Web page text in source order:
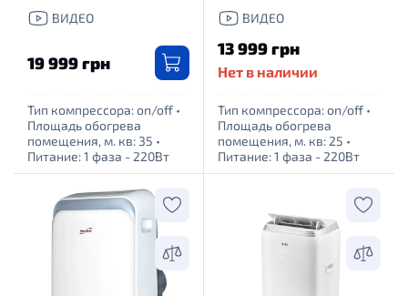
ВИДЕО
19 999 грн
Тип компрессора: оn/off •
Площадь обогрева
помещения, м. кв: 35 •
Питание: 1 фаза - 220Вт
ВИДЕО
13 999 грн
Нет в наличии
Тип компрессора: оn/off •
Площадь обогрева
помещения, м. кв: 25 •
Питание: 1 фаза - 220Вт